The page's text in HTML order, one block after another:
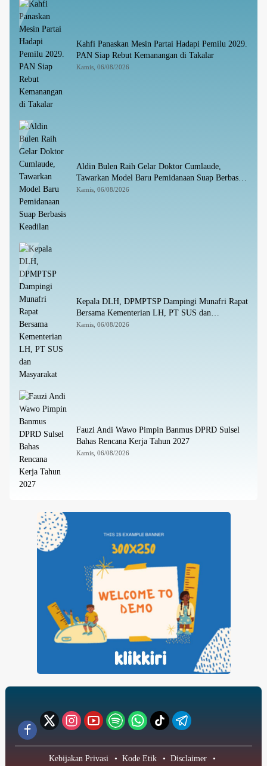
Kahfi Panaskan Mesin Partai Hadapi Pemilu 2029.
PAN Siap Rebut Kemanangan di Takalar
Kamis, 06/08/2026
Aldin Bulen Raih Gelar Doktor Cumlaude,
Tawarkan Model Baru Pemidanaan Suap Berbasis
Keadilan
Kamis, 06/08/2026
Kepala DLH, DPMPTSP Dampingi Munafri Rapat
Bersama Kementerian LH, PT SUS dan
Masyarakat
Kamis, 06/08/2026
Fauzi Andi Wawo Pimpin Banmus DPRD Sulsel
Bahas Rencana Kerja Tahun 2027
Kamis, 06/08/2026
Kebijakan Privasi Kode Etik Disclaimer